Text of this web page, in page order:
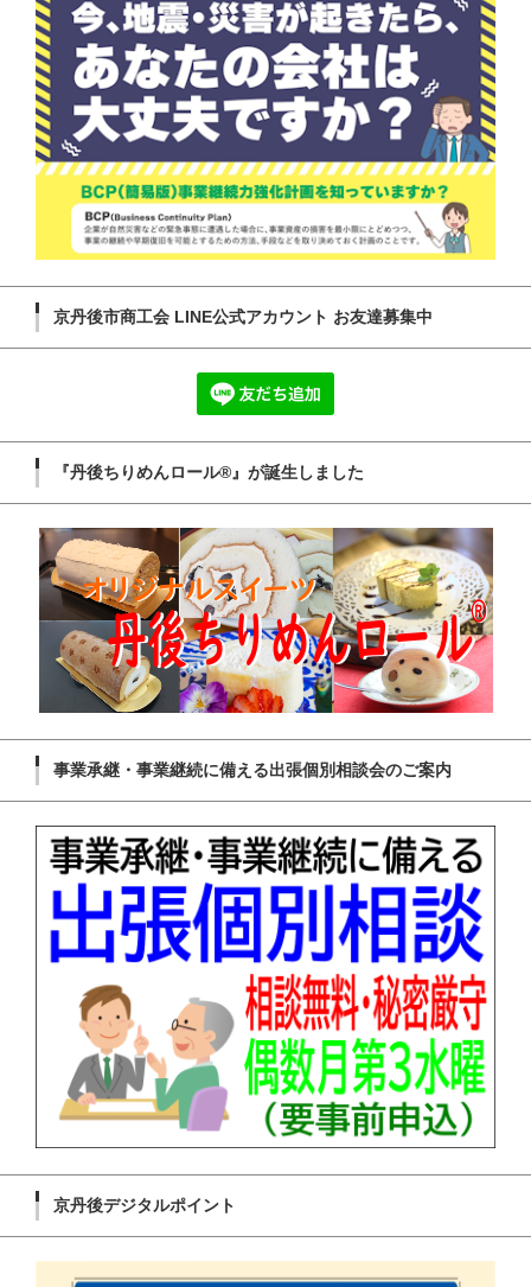
京丹後市商工会 LINE公式アカウント お友達募集中
『丹後ちりめんロール®』が誕生しました
事業承継・事業継続に備える出張個別相談会のご案内
京丹後デジタルポイント